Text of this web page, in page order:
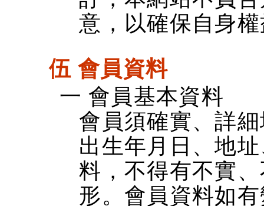
意，以確保自身
伍 會員資料
一 會員基本資料
會員須確實、詳
出生年月日、地
料，不得有不實
形。會員資料如